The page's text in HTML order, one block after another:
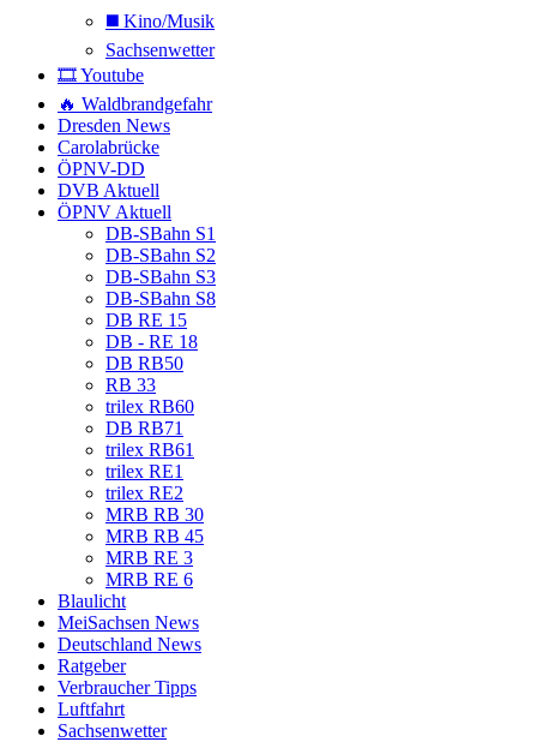
◼️ Kino/Musik
Sachsenwetter
🎞️ Youtube
🔥 Waldbrandgefahr
Dresden News
Carolabrücke
ÖPNV-DD
DVB Aktuell
ÖPNV Aktuell
DB-SBahn S1
DB-SBahn S2
DB-SBahn S3
DB-SBahn S8
DB RE 15
DB - RE 18
DB RB50
RB 33
trilex RB60
DB RB71
trilex RB61
trilex RE1
trilex RE2
MRB RB 30
MRB RB 45
MRB RE 3
MRB RE 6
Blaulicht
MeiSachsen News
Deutschland News
Ratgeber
Verbraucher Tipps
Luftfahrt
Sachsenwetter